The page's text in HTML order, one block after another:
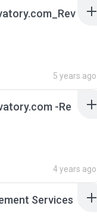
5 years ago
-Re
4 years ago
Services